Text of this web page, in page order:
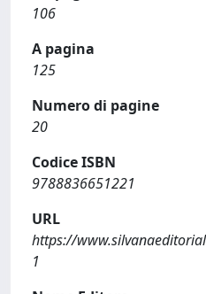
106
A pagina
125
Numero di pagine
20
Codice ISBN
9788836651221
URL
https://
1